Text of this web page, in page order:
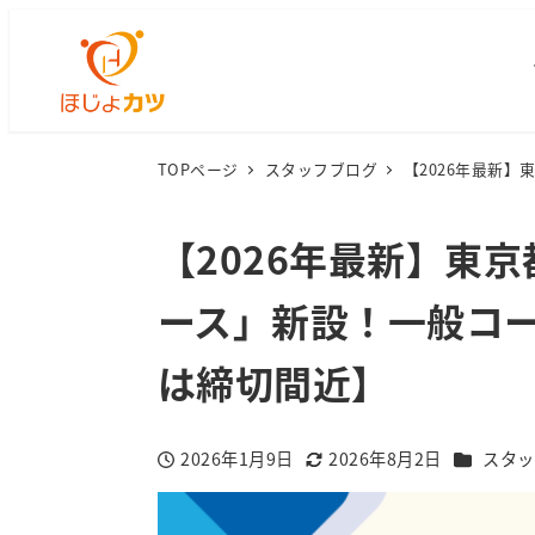
TOPページ スタッフブログ 【2026年最新】
【2026年最新】東
ース」新設！一般コ
は締切間近】
投稿日
2026年1月9日
更新日
2026年8月2日 カテゴリ
スタ